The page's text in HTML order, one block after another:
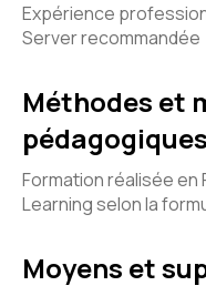
Expérience
Server recommandée
Méthodes et
pédagogiques
Formation réalisée en
Learning selon la
Moyens et